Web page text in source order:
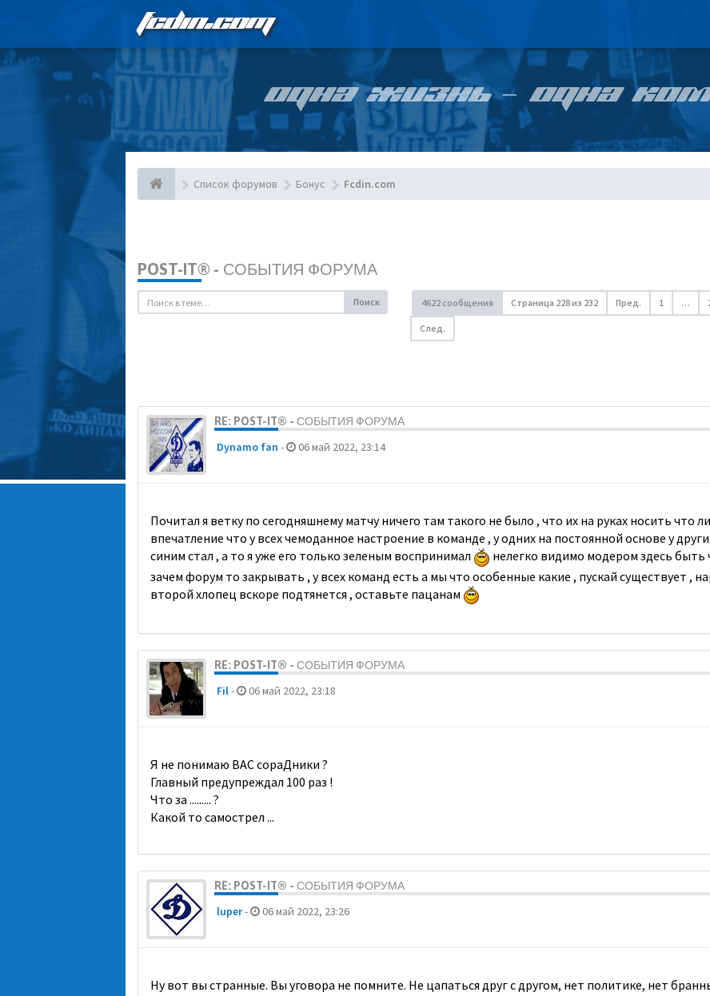
FCDIN.COM
ОДНА ЖИЗНЬ – ОДНА
Список форумов Бонус Fcdin.com
POST-IT® - СОБЫТИЯ ФОРУМА
Поиск 4622 сообщения Страница 228из 232 Пред. 1 …
След.
RE: POST-IT® - СОБЫТИЯ ФОРУМА
Dynamo fan - 06 май 2022, 23:14
Почитал я ветку по сегодняшнему матчу ничего там такого не было , что их на руках носить что
впечатление что у всех чемоданное настроение в команде , у одних на постоянной основе у
синим стал , а то я уже его только зеленым воспринимал
нелегко видимо модером здесь
зачем форум то закрывать , у всех команд есть а мы что особенные какие , пускай существует ,
второй хлопец вскоре подтянется , оставьте пацанам
RE: POST-IT® - СОБЫТИЯ ФОРУМА
Fil- 06 май 2022, 23:18
Я не понимаю ВАС сораДники ?
Главный предупреждал 100 раз !
Что за ......... ?
Какой то самострел ...
RE: POST-IT® - СОБЫТИЯ ФОРУМА
luper- 06 май 2022, 23:26
Ну вот вы странные. Вы уговора не помните. Не цапаться друг с другом, нет политике, нет